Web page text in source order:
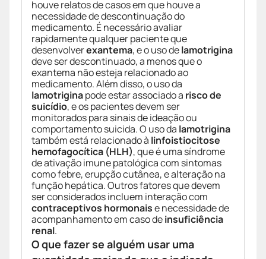
houve relatos de casos em que houve a
necessidade de descontinuação do
medicamento. É necessário avaliar
rapidamente qualquer paciente que
desenvolverexantema, e o uso delamotrigina
deve ser descontinuado, a menos que o
exantema não esteja relacionado ao
medicamento. Além disso, o uso da
lamotriginapode estar associado a risco de
suicídio, e os pacientes devem ser
monitorados para sinais de ideação ou
comportamento suicida. O uso da lamotrigina
também está relacionado à linfoistiocitose
hemofagocítica (HLH), que é uma síndrome
de ativação imune patológica com sintomas
como febre, erupção cutânea, e alteração na
função hepática. Outros fatores que devem
ser considerados incluem interação com
contraceptivos hormonaise necessidade de
acompanhamento em caso deinsuficiência
renal.
O que fazer se alguém usar uma